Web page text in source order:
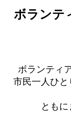
ボランテ
ボランティ
市民一人ひ
とも